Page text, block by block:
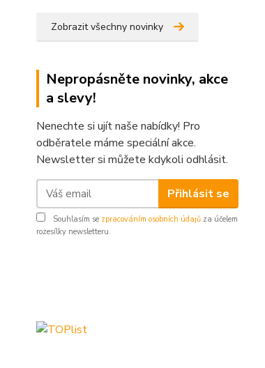
Zobrazit všechny novinky
Nepropásněte novinky, akce
a slevy!
Nenechte si ujít naše nabídky! Pro
odběratele máme speciální akce.
Newsletter si můžete kdykoli odhlásit.
Přihlásit se
Souhlasím se zpracováním osobních údajů za účelem
rozesílky newsletteru.